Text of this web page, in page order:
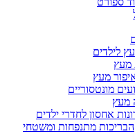
לילדים
מעץ
מעץ
מונטסוריים
מעץ
אחסון לחדרי ילדים
בריכות מתנפחות ומשטחי